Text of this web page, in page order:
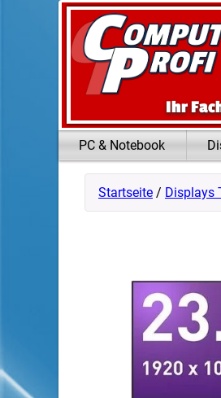
Zum Inhalt springen
Ihr
PC & Notebook
Startseite / Displays